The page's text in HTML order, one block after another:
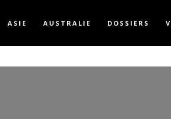
ASIE AUSTRALIE DOSSIERS